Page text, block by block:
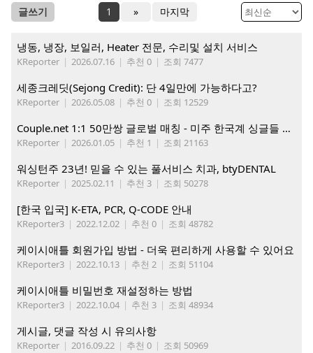
글쓰기 1 » 마지막
냉동, 냉장, 보일러, Heater 전문, 수리및 설치 서비스
KReporter | 2026.07.16 | 추천 0 | 조회 7477
세종크레딧(Sejong Credit): 단 4일만에 가능하다고?
KReporter | 2026.05.08 | 추천 0 | 조회 12529
Couple.net 1:1 50만쌍 글로벌 매칭 - 미주 한국계 싱글들 모이세요
KReporter | 2026.01.05 | 추천 1 | 조회 21163
워싱턴주 23년! 믿을 수 있는 풀서비스 치과, btyDENTAL
KReporter | 2025.02.11 | 추천 3 | 조회 50278
[한국 입국] K-ETA, PCR, Q-CODE 안내
KReporter3 | 2022.12.02 | 추천 0 | 조회 48782
케이시애틀 회원가입 방법 - 더욱 편리하게 사용할 수 있어요
KReporter3 | 2022.10.13 | 추천 2 | 조회 51104
케이시애틀 비밀번호 재설정하는 방법
KReporter3 | 2022.10.04 | 추천 3 | 조회 48934
게시글, 댓글 작성 시 유의사항
KReporter | 2016.09.22 | 추천 0 | 조회 50969